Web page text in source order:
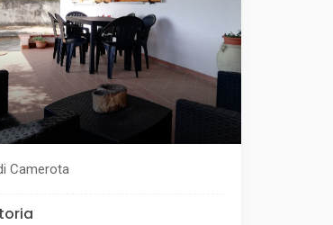
Camerota